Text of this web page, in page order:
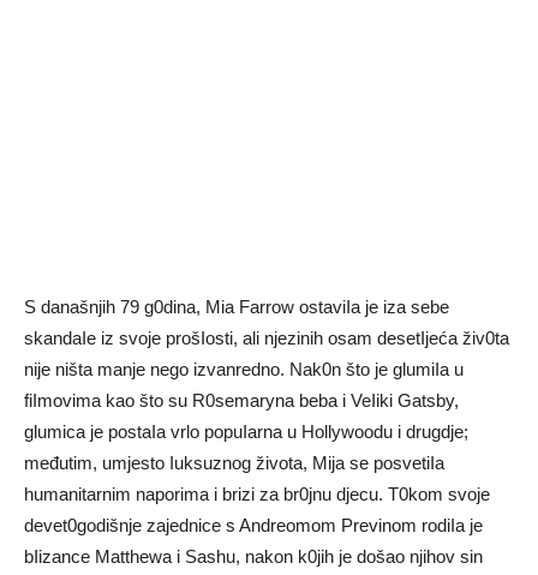
S današnjih 79 g0dina, Mia Farrow ostaviIa je iza sebe
skandaIe iz svoje prošIosti, ali njezinih osam desetIjeća živ0ta
nije ništa manje nego izvanredno. Nak0n što je glumiIa u
fiImovima kao što su R0semaryna beba i VeIiki Gatsby,
glumica je postaIa vrlo popuIarna u Hollywoodu i drugdje;
međutim, umjesto Iuksuznog života, Mija se posvetiIa
humanitarnim naporima i brizi za br0jnu djecu. T0kom svoje
devet0godišnje zajednice s Andreomom Previnom rodiIa je
bIizance Matthewa i Sashu, nakon k0jih je došao njihov sin